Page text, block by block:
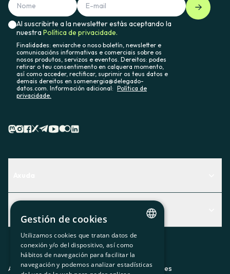
Al suscribirte a la newsletter estás aceptando la
nuestraPolítica de privacidade.
Finalidades: enviarche o noso boletín, newsletter e
comunicacións informativas e comerciais sobre os
nosos produtos, servizos e eventos. Dereitos: podes
retirar o teu consentimento en calquera momento,
así como acceder, rectificar, suprimir os teus datos e
demais dereitos en somenergia@delegado-
datos.com. Información adicional: Política de
privacidade.
Descubre qué servicio te encaja mejor
Contacto
Actualidad
O recuncho da socia
Prensa
Aviso legalPolítica de privacidadPolítica de cookies
CATALAN
SPANISH
Gestión de cookies
Utilizamos cookies que tratan datos de
conexión y/o del dispositivo, así como
hábitos de navegación para facilitar la
navegación y podemos analizar estadísticas